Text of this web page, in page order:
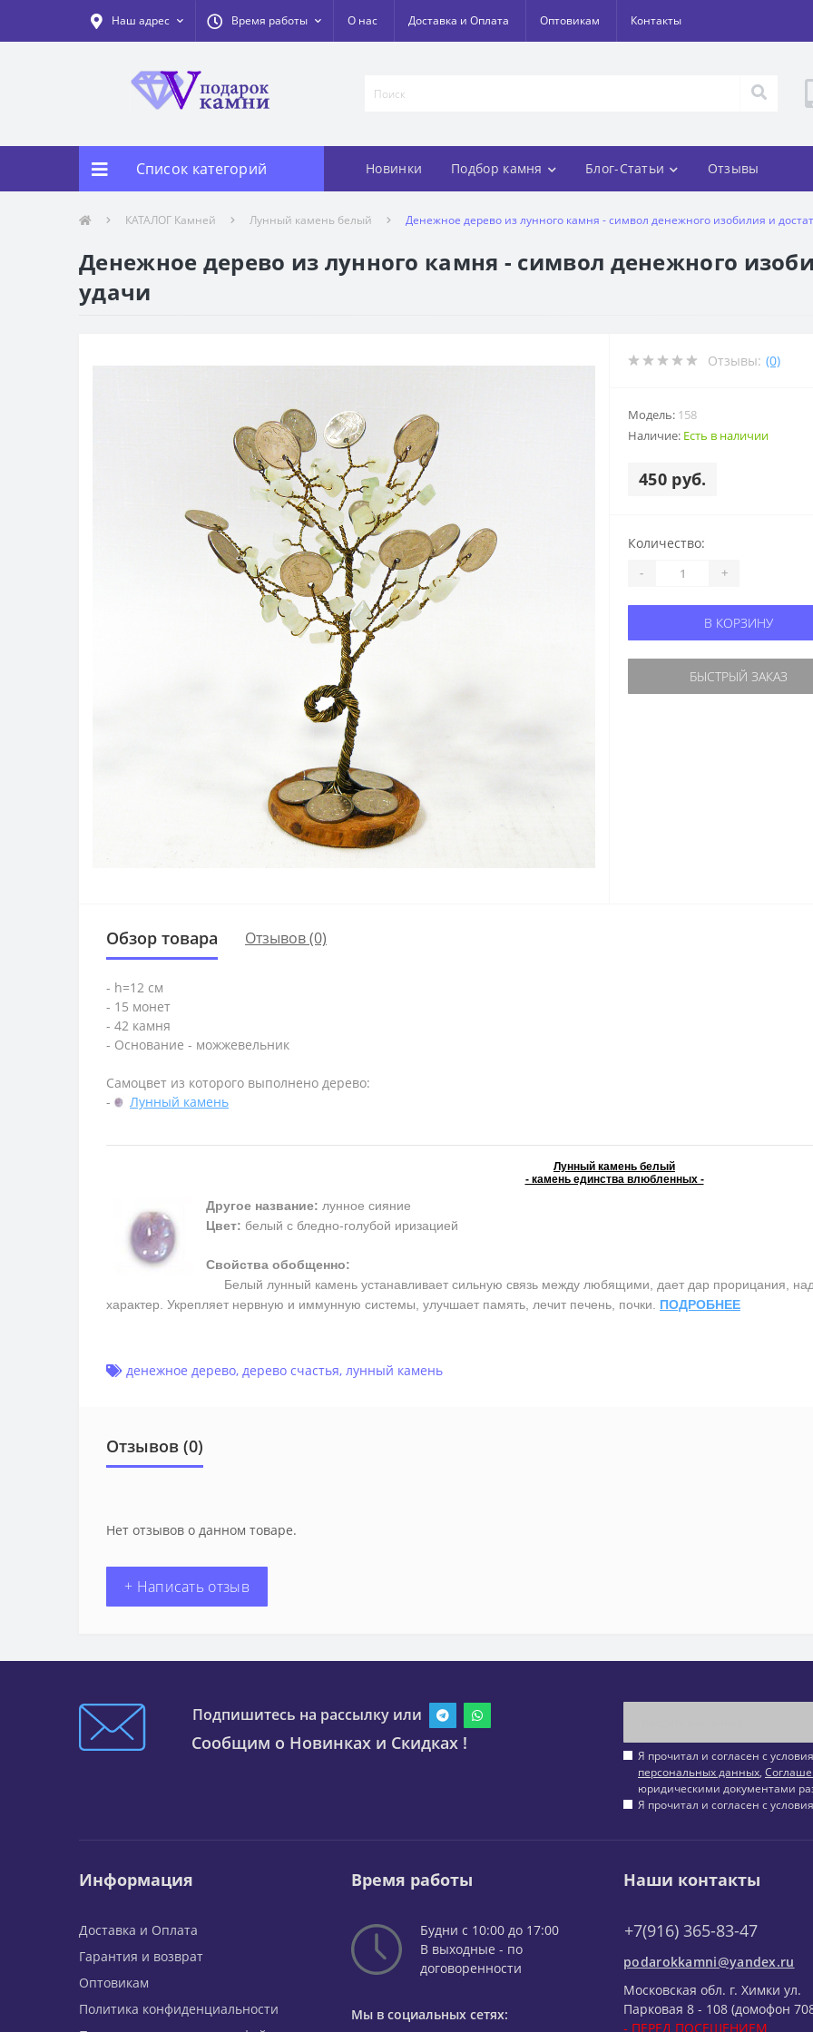
Наш адрес Время работы О нас Доставка и Оплата Оптовикам Контакты
Список категорий Новинки Подбор камня Блог-Статьи Отзывы
КАТАЛОГ Камней Лунный камень белый Денежное дерево из лунного камня - символ денежного изобилия и
Денежное дерево из лунного камня - символ денежного
удачи
Отзывы: (0)
Модель: 158
Наличие: Есть в наличии
450 руб.
Количество:
- +
В КОРЗИНУ
БЫСТРЫЙ ЗАКАЗ
Обзор товара Отзывов (0)
- h=12 см
- 15 монет
- 42 камня
- Основание - можжевельник
Самоцвет из которого выполнено дерево:
-
Лунный камень
Лунный камень белый
- камень единства влюбленных -
Другое название: лунное сияние
Цвет: белый с бледно-голубой иризацией
Свойства обобщенно:
Белый лунный камень устанавливает сильную связь между любящими, дает дар прорицания,
характер. Укрепляет нервную и иммунную системы, улучшает память, лечит печень, почки. ПОДРОБНЕЕ
денежное дерево, дерево счастья, лунный камень
Отзывов (0)
Нет отзывов о данном товаре.
+ Написать отзыв
Подпишитесь на рассылку или
Сообщим о Новинках и Скидках !
Я прочитал и согласен с
персональных данных,
юридическими документами
Я прочитал и согласен с
Информация
Доставка и Оплата
Гарантия и возврат
Оптовикам
Политика конфиденциальности
Время работы
Будни с 10:00 до 17:00
В выходные - по
договоренности
Мы в социальных сетях:
Наши контакты
+7(916) 365-83-47
podarokkamni@yandex.ru
Московская обл. г. Химки ул.
Парковая 8 - 108 (домофон
- ПЕРЕД ПОСЕЩЕНИЕМ